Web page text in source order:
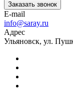
Заказать звонок
E-mail
info@saray.ru
Адрес
Ульяновск, ул.